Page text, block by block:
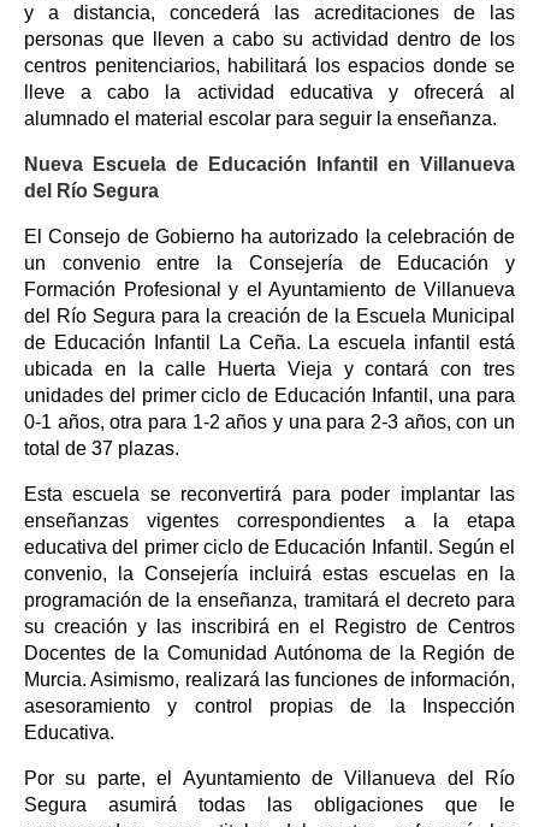
y a distancia, concederá las acreditaciones de las
personas que lleven a cabo su actividad dentro de los
centros penitenciarios, habilitará los espacios donde se
lleve a cabo la actividad educativa y ofrecerá al
alumnado el material escolar para seguir la enseñanza.
Nueva Escuela de Educación Infantil en Villanueva
del Río Segura
El Consejo de Gobierno ha autorizado la celebración de
un convenio entre la Consejería de Educación y
Formación Profesional y el Ayuntamiento de Villanueva
del Río Segura para la creación de la Escuela Municipal
de Educación Infantil La Ceña. La escuela infantil está
ubicada en la calle Huerta Vieja y contará con tres
unidades del primer ciclo de Educación Infantil, una para
0-1 años, otra para 1-2 años y una para 2-3 años, con un
total de 37 plazas.
Esta escuela se reconvertirá para poder implantar las
enseñanzas vigentes correspondientes a la etapa
educativa del primer ciclo de Educación Infantil. Según el
convenio, la Consejería incluirá estas escuelas en la
programación de la enseñanza, tramitará el decreto para
su creación y las inscribirá en el Registro de Centros
Docentes de la Comunidad Autónoma de la Región de
Murcia. Asimismo, realizará las funciones de información,
asesoramiento y control propias de la Inspección
Educativa.
Por su parte, el Ayuntamiento de Villanueva del Río
Segura asumirá todas las obligaciones que le